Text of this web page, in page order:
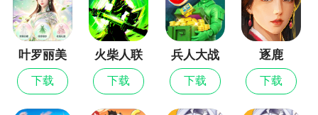
进入梦境，与梦境怪物战斗
更新日志
《无尽梦回》长线保值版【烬夜新生】将于4月
17日正式开启，具体更新内容如下：
叶罗丽美
颜公主
下载
火柴人联
盟3
下载
兵人大战
下载
逐鹿
下载